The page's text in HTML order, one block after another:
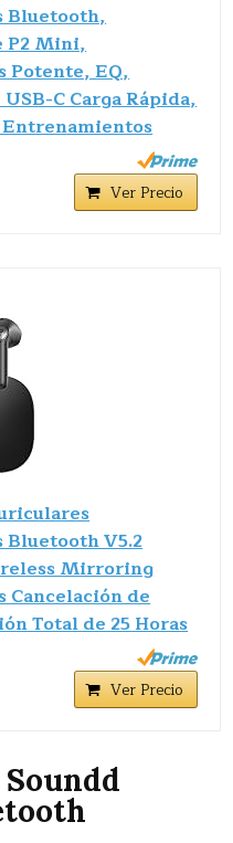
Bluetooth,
P2 Mini,
Potente, EQ,
C Carga Rápida,
Entrenamientos
Ver Precio
V5.2
Mirroring
de
Total de 25 Horas
Ver Precio